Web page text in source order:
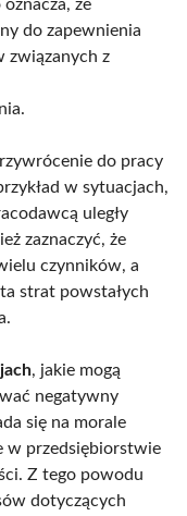
że
do zapewnienia
związanych z
do pracy
w sytuacjach,
uległy
zaznaczyć, że
czynników, a
strat powstałych
, jakie mogą
negatywny
się na morale
w przedsiębiorstwie
Z tego powodu
dotyczących